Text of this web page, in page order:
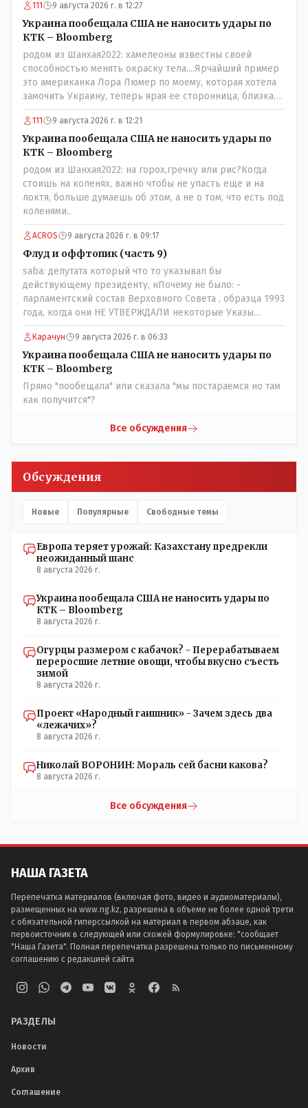
111 9 августа 2026 г. в 12:27
Украина пообещала США не наносить удары по
КТК – Bloomberg
родом из Шанхая2022: хамелеоны известны своей
способностью менять окраску тела....Ярчайший пример
это американка Лора Люмер по моему, которая хотела
замочить Украину, теперь ярая ее сторонница, близкая
к Трампу. Ну и западные страны тем более, которые
предоставляли Зеленскому убежище, чтоб он бежал и
которые развернулись потом на 180 или 360 градусов,
посмотрев на того, как он не сдался, но ты же там сам
живешь и многое знаешь о тех, на кого работаешь.. Это
просто прагматизм и ничего личного. Победим мы, они
встанут под нас и наоборот и все это понимают..
111 9 августа 2026 г. в 12:21
Украина пообещала США не наносить удары по
КТК – Bloomberg
родом из Шанхая2022: на горох,гречку или рис?Когда
стоишь на коленях, важно чтобы не упасть еще и на
локтя, больше думаешь об этом, а не о том, что есть под
коленями..
ACROS 9 августа 2026 г. в 09:17
Флуд и оффтопик (часть 9)
saba: депутата который что то указывал бы
действующему президенту, нПочему не было: -
парламентский состав Верховного Совета , образца 1993
года, когда они НЕ УТВЕРЖДАЛИ некоторые Указы
Назарбаева, особенно в части выборов и перевыборов и
некоторых вопросах внутренней политики, и тогда
Назарбай волевым Указом РАСПУСТИЛ этот бунтарский
состав. Имя - Серикболсын Абдильдин вам знакомо -
юывший секретарь ЦК КП Казахстана , впоследствии -
депутат Верховного Совета и Мажлиса и Председатель
партии коммунстов- он в то время и после и причём
НЕОДНОКРАТНО, указывал и многократно на недостатки
Назарбая и предлагал ему самому ДОБРОВОЛЬНО уйти с
Карачун 9 августа 2026 г. в 06:33
Украина пообещала США не наносить удары по
КТК – Bloomberg
Прямо "пообещала" или сказала "мы постараемся но там
как получится"?
Все обсуждения
Обсуждения
Новые Популярные Свободные темы
Европа теряет урожай: Казахстану предрекли
неожиданный шанс
8 августа 2026 г.
Украина пообещала США не наносить удары по
КТК – Bloomberg
8 августа 2026 г.
Огурцы размером с кабачок? - Перерабатываем
переросшие летние овощи, чтобы вкусно съесть
зимой
8 августа 2026 г.
Проект «Народный гаишник» - Зачем здесь два
«лежачих»?
8 августа 2026 г.
Николай ВОРОНИН: Мораль сей басни какова?
8 августа 2026 г.
Все обсуждения
НАША ГАЗЕТА
Перепечатка материалов (включая фото, видео и аудиоматериалы),
размещенных на www.ng.kz, разрешена в объеме не более одной трети
с обязательной гиперссылкой на материал в первом абзаце, как
первоисточник в следующей или схожей формулировке: "сообщает
"Наша Газета". Полная перепечатка разрешена только по письменному
соглашению с редакцией сайта
РАЗДЕЛЫ
Новости
Архив
Соглашение